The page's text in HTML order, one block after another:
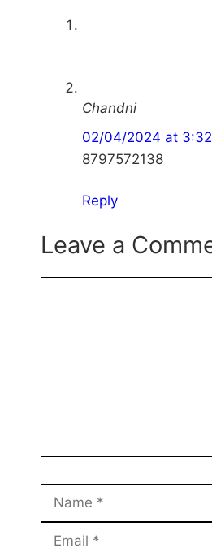
Chandni
02/04/2024 at
8797572138
Reply
Leave a